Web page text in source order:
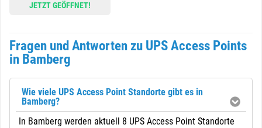
JETZT GEÖFFNET!
Fragen und Antworten zu UPS Access Points
in Bamberg
Wie viele UPS Access Point Standorte gibt es in
Bamberg?
In Bamberg werden aktuell 8 UPS Access Point Standorte